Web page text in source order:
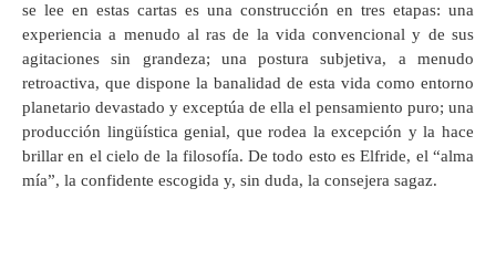
se lee en estas cartas es una construcción en tres etapas: una
experiencia a menudo al ras de la vida convencional y de sus
agitaciones sin grandeza; una postura subjetiva, a menudo
retroactiva, que dispone la banalidad de esta vida como entorno
planetario devastado y exceptúa de ella el pensamiento puro; una
producción lingüística genial, que rodea la excepción y la hace
brillar en el cielo de la filosofía. De todo esto es Elfride, el “alma
mía”, la confidente escogida y, sin duda, la consejera sagaz.